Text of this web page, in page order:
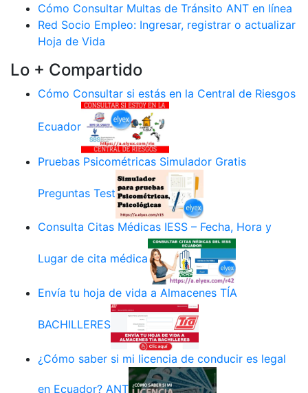
Cómo Consultar Multas de Tránsito ANT en línea
Red Socio Empleo: Ingresar, registrar o actualizar
Hoja de Vida
Lo + Compartido
Cómo Consultar si estás en la Central de Riesgos
Ecuador
Pruebas Psicométricas Simulador Gratis
Preguntas Test
Consulta Citas Médicas IESS – Fecha, Hora y
Lugar de cita médica
Envía tu hoja de vida a Almacenes TÍA
BACHILLERES
¿Cómo saber si mi licencia de conducir es legal
en Ecuador? ANT